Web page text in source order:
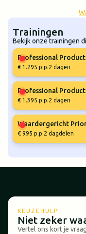
Trainingen
Bekijk onze trainingen
Professional Product
€ 1.295 p.p.2 dagen
Professional Product
€ 1.395 p.p.2 dagen
Waardergericht
€ 995 p.p.2 dagdelen
KEUZEHULP
Niet zeker
Vertel ons kort je